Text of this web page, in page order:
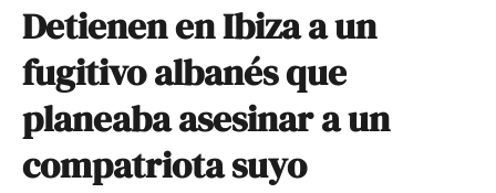
Detienen en Ibiza a un
fugitivo albanés que
planeaba asesinar a un
compatriota suyo